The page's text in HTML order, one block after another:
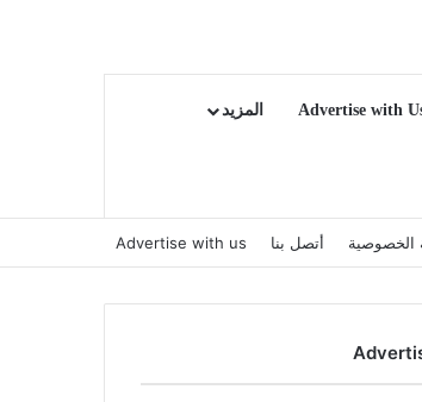
Advertise with المزيد
الخصوصية أتصل بنا Advertise with us